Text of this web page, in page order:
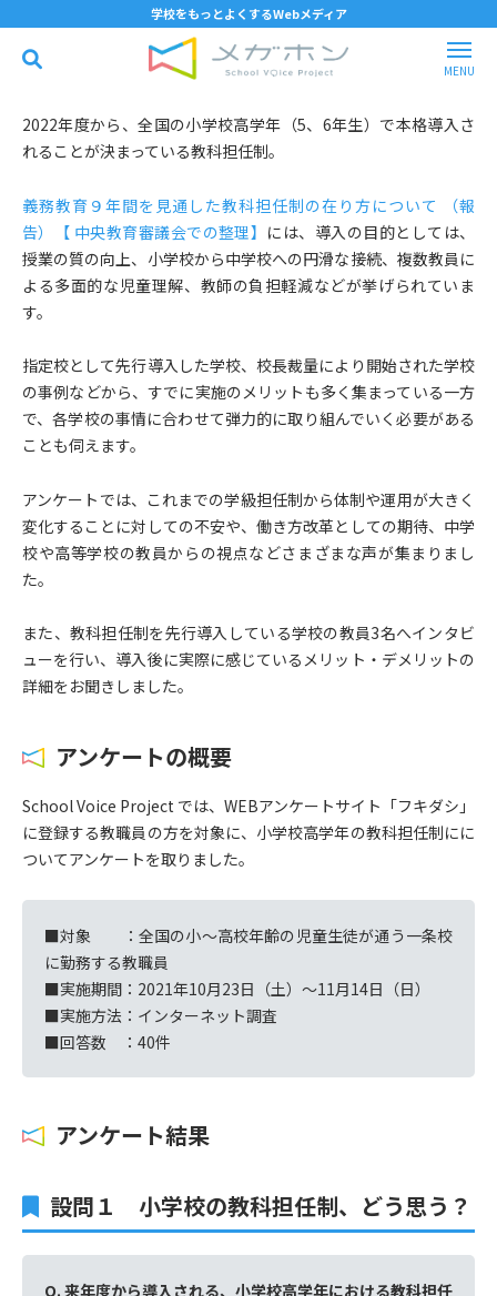
学校をもっとよくするWebメディア
2022年度から、全国の小学校高学年（5、6年生）で本格導入さ
れることが決まっている教科担任制。
義務教育９年間を見通した教科担任制の在り方について （報
告）【 中央教育審議会での整理】 には、導入の目的としては、
授業の質の向上、小学校から中学校への円滑な接続、複数教員に
よる多面的な児童理解、教師の負担軽減などが挙げられていま
す。
指定校として先行導入した学校、校長裁量により開始された学校
の事例などから、すでに実施のメリットも多く集まっている一方
で、各学校の事情に合わせて弾力的に取り組んでいく必要がある
ことも伺えます。
アンケートでは、これまでの学級担任制から体制や運用が大きく
変化することに対しての不安や、働き方改革としての期待、中学
校や高等学校の教員からの視点などさまざまな声が集まりまし
た。
また、教科担任制を先行導入している学校の教員3名へインタビ
ューを行い、導入後に実際に感じているメリット・デメリットの
詳細をお聞きしました。
アンケートの概要
School Voice Project では、WEBアンケートサイト「フキダシ」
に登録する教職員の方を対象に、小学校高学年の教科担任制にに
ついてアンケートを取りました。
■対象 ：全国の小〜高校年齢の児童生徒が通う一条校
に勤務する教職員
■実施期間：2021年10月23日（土）〜11月14日（日）
■実施方法：インターネット調査
■回答数 ：40件
アンケート結果
設問１ 小学校の教科担任制、どう思う？
Q. 来年度から導入される、小学校高学年における教科担任